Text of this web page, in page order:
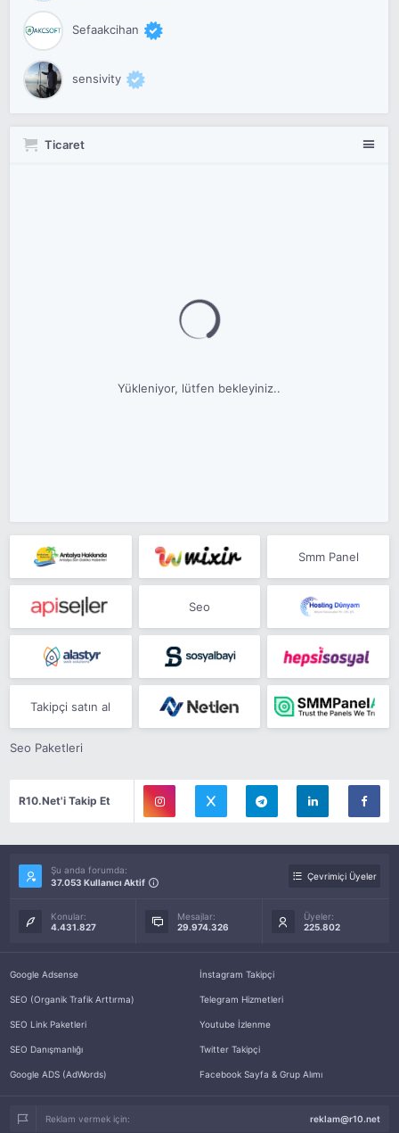
Sefaakcihan
sensivity
Ticaret
Yükleniyor, lütfen bekleyiniz..
Smm Panel
Seo
Takipçi satın al
Seo Paketleri
R10.Net'i Takip Et
Şu anda forumda:
37.053 Kullanıcı Aktif
Çevrimiçi Üyeler
Konular:
4.431.827
Mesajlar:
29.974.326
Üyeler:
225.802
Google Adsense
SEO (Organik Trafik Arttırma)
SEO Link Paketleri
SEO Danışmanlığı
Google ADS (AdWords)
İnstagram Takipçi
Telegram Hizmetleri
Youtube İzlenme
Twitter Takipçi
Facebook Sayfa & Grup Alımı
Reklam vermek için: reklam@r10.net